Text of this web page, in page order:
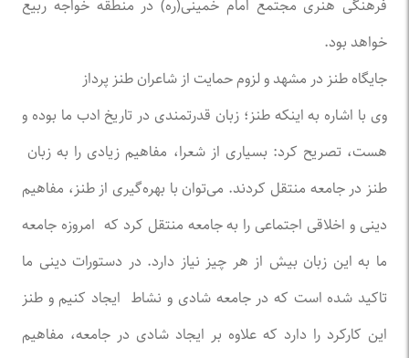
فرهنگی هنری مجتمع امام خمینی(ره) در منطقه خواجه ربیع
خواهد بود.
جایگاه طنز در مشهد و لزوم حمایت از شاعران طنز پرداز
وی با اشاره به اینکه طنز؛ زبان قدرتمندی در تاریخ ادب ما بوده و
هست، تصریح کرد: بسیاری از شعرا، مفاهیم زیادی را به زبان
طنز در جامعه منتقل کردند. می‌توان با بهره‌گیری از طنز، مفاهیم
دینی و اخلاقی اجتماعی را به جامعه منتقل کرد که امروزه جامعه
ما به این زبان بیش از هر چیز نیاز دارد. در دستورات دینی ما
تاکید شده است که در جامعه شادی و نشاط ایجاد کنیم و طنز
این کارکرد را دارد که علاوه بر ایجاد شادی در جامعه، مفاهیم